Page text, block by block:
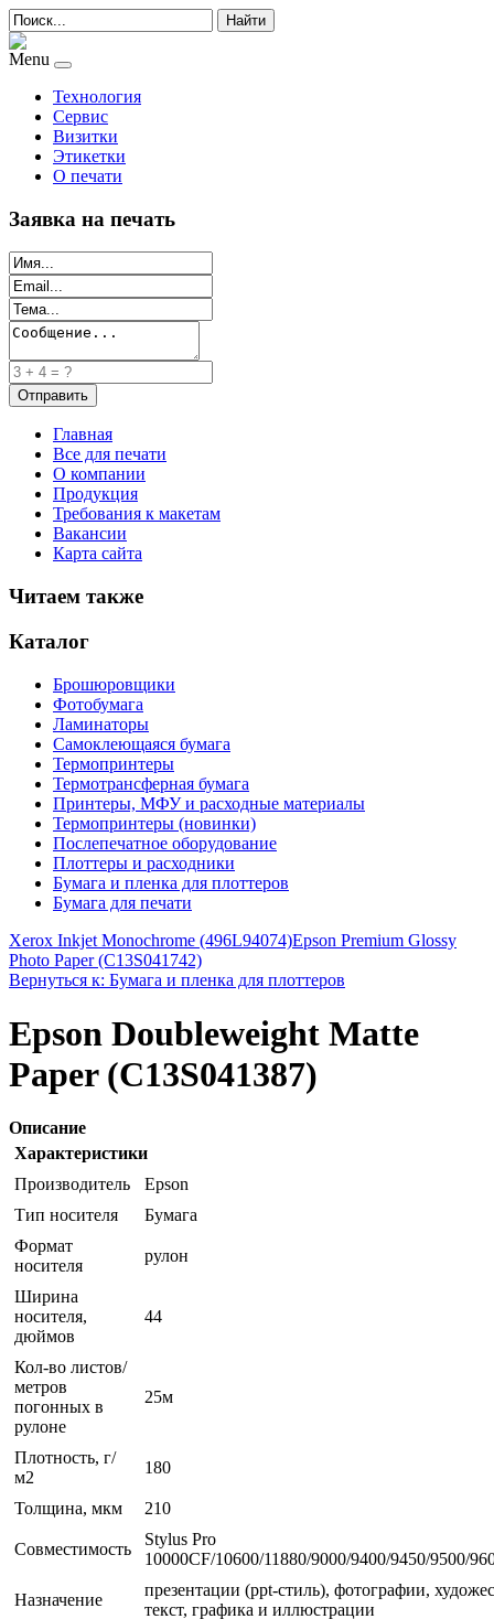
Найти
Menu
Технология
Сервис
Визитки
Этикетки
О печати
Заявка на печать
Главная
Все для печати
О компании
Продукция
Требования к макетам
Вакансии
Карта сайта
Читаем также
Каталог
Брошюровщики
Фотобумага
Ламинаторы
Самоклеющаяся бумага
Термопринтеры
Термотрансферная бумага
Принтеры, МФУ и расходные материалы
Термопринтеры (новинки)
Послепечатное оборудование
Плоттеры и расходники
Бумага и пленка для плоттеров
Бумага для печати
Xerox Inkjet Monochrome (496L94074)Epson Premium Glossy
Photo Paper (C13S041742)
Вернуться к: Бумага и пленка для плоттеров
Epson Doubleweight Matte
Paper (C13S041387)
Описание
Характеристики
Производитель
Epson
Тип носителя
Бумага
Формат
носителя
рулон
Ширина
носителя,
дюймов
44
Кол-во листов/
метров
погонных в
рулоне
25м
Плотность, г/
м2
180
Толщина, мкм 210
Совместимость
Stylus Pro
10000CF/10600/11880/9000/9400/9450/9500/
Назначение
презентации (ppt-стиль), фотографии,
текст, графика и иллюстрации